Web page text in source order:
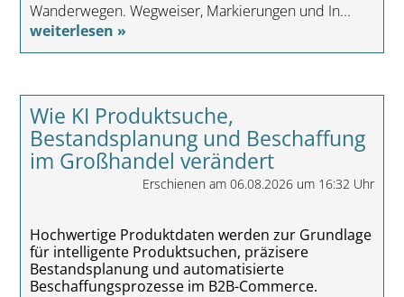
Wanderwegen. Wegweiser, Markierungen und In...
weiterlesen »
Wie KI Produktsuche,
Bestandsplanung und Beschaffung
im Großhandel verändert
Erschienen am 06.08.2026 um 16:32 Uhr
Hochwertige Produktdaten werden zur Grundlage
für intelligente Produktsuchen, präzisere
Bestandsplanung und automatisierte
Beschaffungsprozesse im B2B-Commerce.